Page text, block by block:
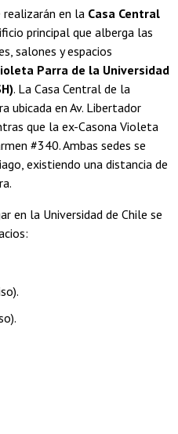
os
os
realizarán en la Casa Central
principal que alberga las
salones y espacios
Parra de la Universidad
. La Casa Central de la
ubicada en Av. Libertador
que la ex-Casona Violeta
#340. Ambas sedes se
existiendo una distancia de
en la Universidad de Chile se